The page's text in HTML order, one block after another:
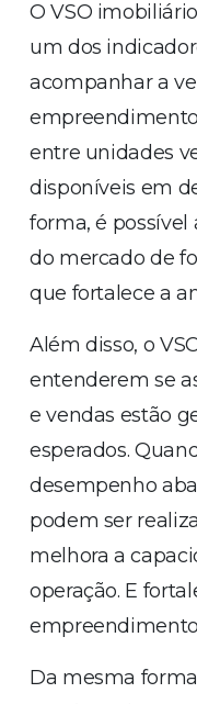
O VSO
um dos
acompanhar a
entre unidades
disponíveis em
forma, é possível
do mercado de
que fortalece a
Além disso, o
entenderem se
e vendas estão
esperados.
desempenho
podem ser
melhora a
operação. E
Da mesma